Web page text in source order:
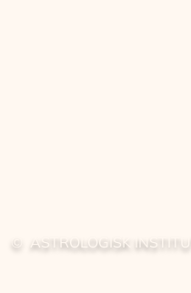
© ASTROLOGISK